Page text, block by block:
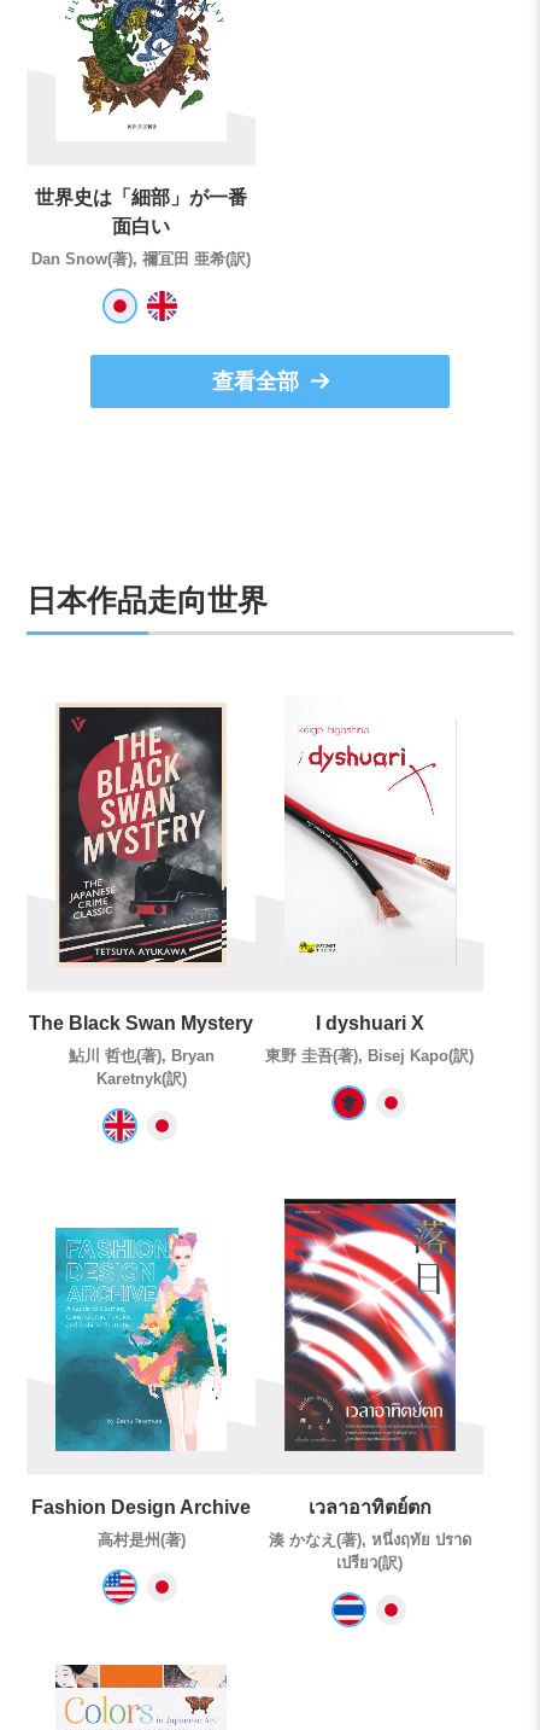
世界史は「細部」が一番
面白い
Dan Snow(著), 禰冝田 亜希(訳)
查看全部
日本作品走向世界
The Black Swan Mystery
鮎川 哲也(著), Bryan
Karetnyk(訳)
I dyshuari X
東野 圭吾(著), Bisej Kapo(訳)
Fashion Design Archive
高村是州(著)
เวลาอาทิตย์ตก
湊 かなえ(著), หนึ่งฤทัย ปราด
เปรียว(訳)